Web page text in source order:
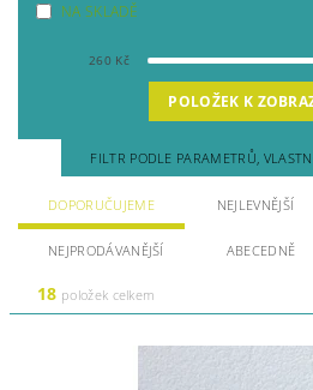
NA SKLADĚ
260 Kč
POLOŽEK K
FILTR PODLE PARAMETRŮ,
DOPORUČUJEME NEJLEVNĚJŠÍ
NEJPRODÁVANĚJŠÍ ABECEDNĚ
18 položek celkem